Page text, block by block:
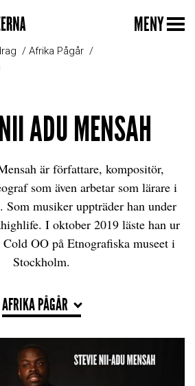
MENY
Afrika Pågår
ADU MENSAH
är författare, kompositör,
som även arbetar som lärare i
Som musiker uppträder han under
I oktober 2019 läste han ur
OO på Etnografiska museet i
Stockholm.
AFRIKA PÅGÅR